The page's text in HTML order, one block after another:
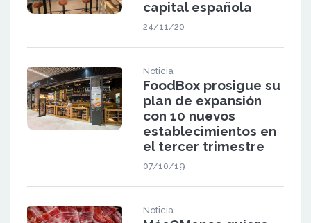
capital española
24/11/20
Noticia
FoodBox prosigue su
plan de expansión
con 10 nuevos
establecimientos en
el tercer trimestre
07/10/19
Noticia